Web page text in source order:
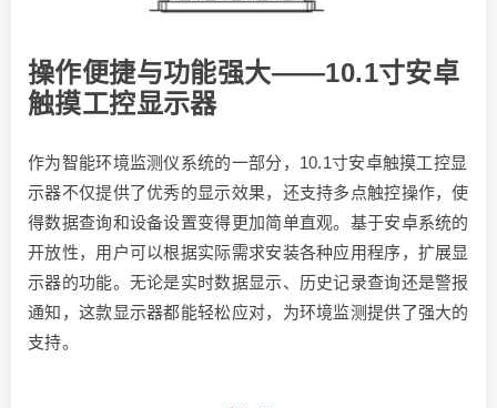
操作便捷与功能强大——10.1寸安卓
触摸工控显示器
作为智能环境监测仪系统的一部分，10.1寸安卓触摸工控显
示器不仅提供了优秀的显示效果，还支持多点触控操作，使
得数据查询和设备设置变得更加简单直观。基于安卓系统的
开放性，用户可以根据实际需求安装各种应用程序，扩展显
示器的功能。无论是实时数据显示、历史记录查询还是警报
通知，这款显示器都能轻松应对，为环境监测提供了强大的
支持。